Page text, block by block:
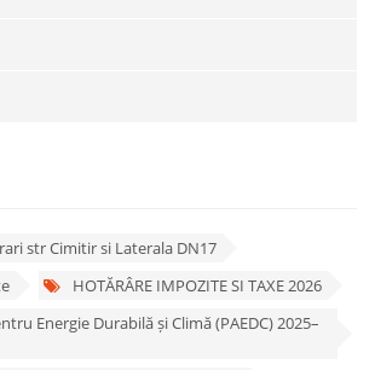
str Cimitir si Laterala DN17
HOTĂRÂRE IMPOZITE SI TAXE 2026
Energie Durabilă și Climă (PAEDC) 2025–